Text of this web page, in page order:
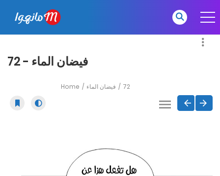
فيضان الماء - 72
Home فيضان الماء 72